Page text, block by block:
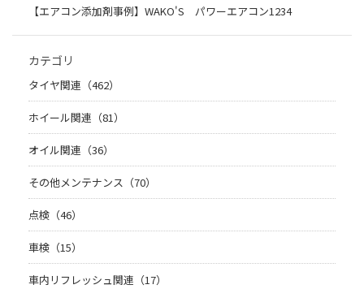
【エアコン添加剤事例】WAKO'S パワーエアコン1234
カテゴリ
タイヤ関連（462）
ホイール関連（81）
オイル関連（36）
その他メンテナンス（70）
点検（46）
車検（15）
車内リフレッシュ関連（17）